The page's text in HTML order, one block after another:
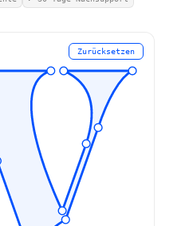
Zurücksetzen